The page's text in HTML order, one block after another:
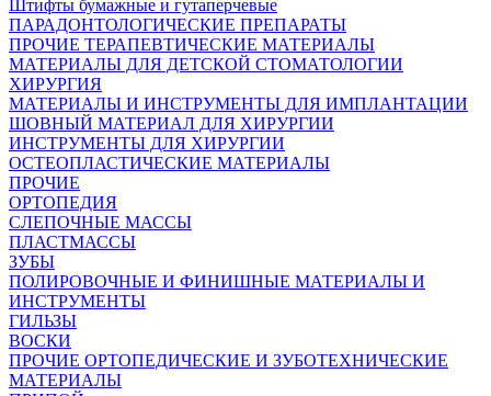
Штифты бумажные и гутаперчевые
ПАРАДОНТОЛОГИЧЕСКИЕ ПРЕПАРАТЫ
ПРОЧИЕ ТЕРАПЕВТИЧЕСКИЕ МАТЕРИАЛЫ
МАТЕРИАЛЫ ДЛЯ ДЕТСКОЙ СТОМАТОЛОГИИ
ХИРУРГИЯ
МАТЕРИАЛЫ И ИНСТРУМЕНТЫ ДЛЯ ИМПЛАНТАЦИИ
ШОВНЫЙ МАТЕРИАЛ ДЛЯ ХИРУРГИИ
ИНСТРУМЕНТЫ ДЛЯ ХИРУРГИИ
ОСТЕОПЛАСТИЧЕСКИЕ МАТЕРИАЛЫ
ПРОЧИЕ
ОРТОПЕДИЯ
СЛЕПОЧНЫЕ МАССЫ
ПЛАСТМАССЫ
ЗУБЫ
ПОЛИРОВОЧНЫЕ И ФИНИШНЫЕ МАТЕРИАЛЫ И
ИНСТРУМЕНТЫ
ГИЛЬЗЫ
ВОСКИ
ПРОЧИЕ ОРТОПЕДИЧЕСКИЕ И ЗУБОТЕХНИЧЕСКИЕ
МАТЕРИАЛЫ